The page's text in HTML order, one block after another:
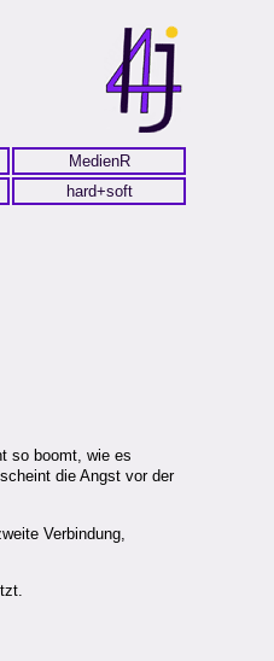
MedienR
hard+soft
so boomt, wie es
die Angst vor der
Verbindung,